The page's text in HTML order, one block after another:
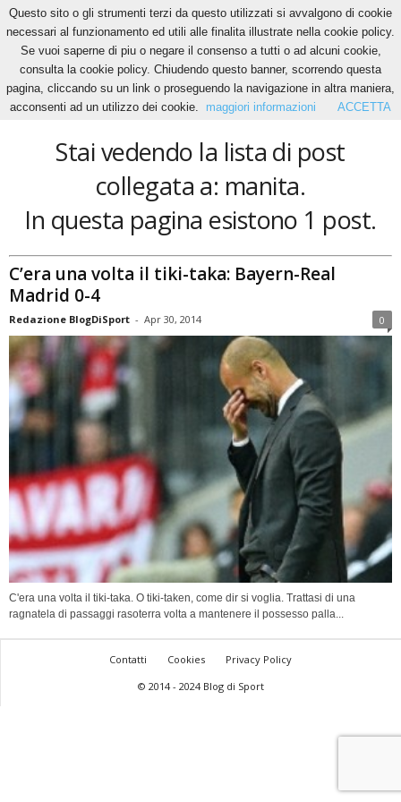
Home Tags Manita
manita
Stai vedendo la lista di post
collegata a: manita.
In questa pagina esistono 1 post.
C’era una volta il tiki-taka: Bayern-Real
Madrid 0-4
Redazione BlogDiSport - Apr 30, 2014 0
C'era una volta il tiki-taka. O tiki-taken, come dir si voglia. Trattasi di una
ragnatela di passaggi rasoterra volta a mantenere il possesso palla...
Contatti Cookies
Privacy Policy
© 2014 - 2024 Blog di Sport
Questo sito o gli strumenti terzi da questo utilizzati si avvalgono di cookie
necessari al funzionamento ed utili alle finalita illustrate nella cookie policy.
Se vuoi saperne di piu o negare il consenso a tutti o ad alcuni cookie,
consulta la cookie policy. Chiudendo questo banner, scorrendo questa
pagina, cliccando su un link o proseguendo la navigazione in altra maniera,
acconsenti ad un utilizzo dei cookie.
maggiori informazioni ACCETTA